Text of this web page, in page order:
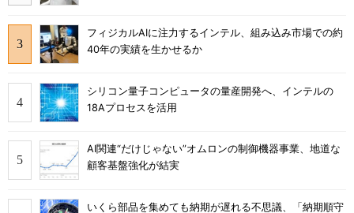
フィジカルAIに注力するインテル、組み込み市場での約
40年の実績を生かせるか
シリコン量子コンピュータの量産開発へ、インテルの
18Aプロセスを活用
AI関連“だけじゃない”オムロンの制御機器事業、地道な
顧客基盤強化が結実
いくら部品を集めても納期が遅れる不思議、「納期順守